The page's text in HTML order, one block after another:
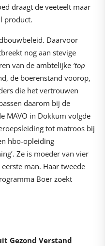
draagt de veeteelt maar
product.
Daarvoor
nog aan stevige
van de ambtelijke ‘top
de boerenstand voorop,
die het vertrouwen
daarom bij de
MAVO in Dokkum volgde
tot matroos bij
hbo-opleiding
Ze is moeder van vier
man. Haar tweede
Boer zoekt
Gezond Verstand